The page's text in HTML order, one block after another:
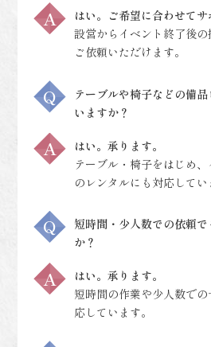
はい。ご希望に合わせてサ
設営からイベント終了後
ご依頼いただけます。
テーブルや椅子などの備
いますか？
はい。承ります。
テーブル・椅子をはじめ
のレンタルにも対応してい
短時間・少人数での依頼
か？
はい。承ります。
短時間の作業や少人数で
応しています。